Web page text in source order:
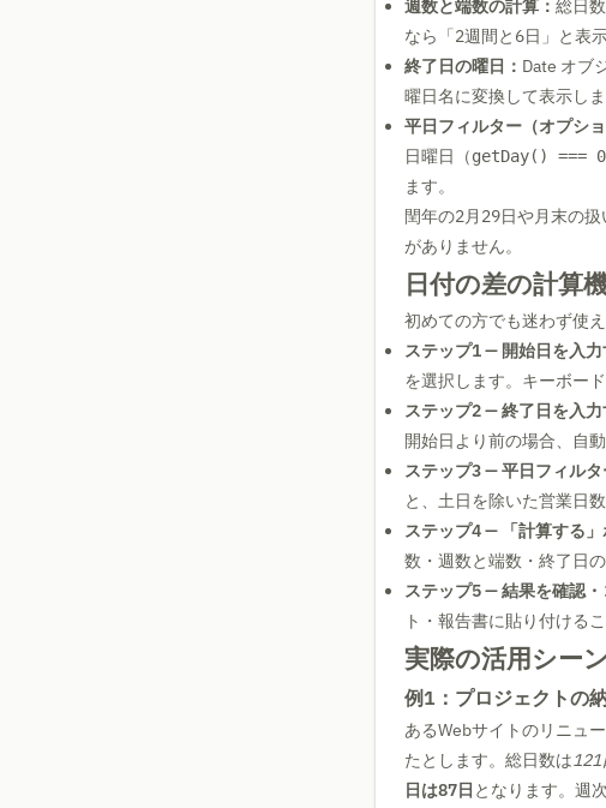
週数と端数の計算： 総日
なら「2週間と6日」と表
終了日の曜日： Date オブ
曜日名に変換して表示しま
平日フィルター（オプショ
日曜日（getDay() === 0
ます。
閏年の2月29日や月末の
がありません。
日付の差の計算
初めての方でも迷わず使
ステップ1 — 開始日を入力
を選択します。キーボー
ステップ2 — 終了日を入力
開始日より前の場合、自
ステップ3 — 平日フィル
と、土日を除いた営業日
ステップ4 — 「計算する」
数・週数と端数・終了日
ステップ5 — 結果を確認・
ト・報告書に貼り付ける
実際の活用シー
例1：プロジェクトの
あるWebサイトのリニュー
たとします。総日数は121
日は87日 となります。週